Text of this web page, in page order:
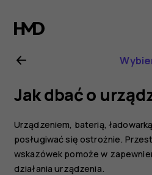
Nokia
2720
—
instrukcja
obsługi
Jak dbać o
Urządzeniem, baterią,
posługiwać się ostrożnie.
wskazówek pomoże w
działania urządzenia.